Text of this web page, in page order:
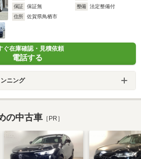
保証
保証無 整備
法定整備付
住所
佐賀県鳥栖市
ぐ在庫確認・見積依頼
電話する
ニング
の中古車 ［PR］